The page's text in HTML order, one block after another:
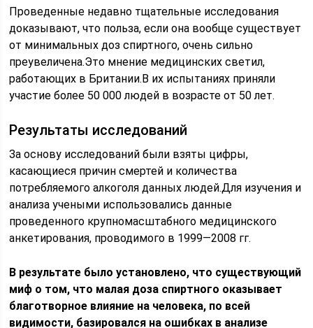
Проведенные недавно тщательные исследования
доказывают, что польза, если она вообще существует
от минимальных доз спиртного, очень сильно
преувеличена.Это мнение медицинских светил,
работающих в Британии.В их испытаниях приняли
участие более 50 000 людей в возрасте от 50 лет.
Результаты исследований
За основу исследований были взяты цифры,
касающиеся причин смертей и количества
потребляемого алкоголя данных людей.Для изучения и
анализа учеными использовались данные
проведенного крупномасштабного медицинского
анкетирования, проводимого в 1999—2008 гг.
В результате было установлено, что существующий
миф о том, что малая доза спиртного оказывает
благотворное влияние на человека, по всей
видимости, базировался на ошибках в анализе